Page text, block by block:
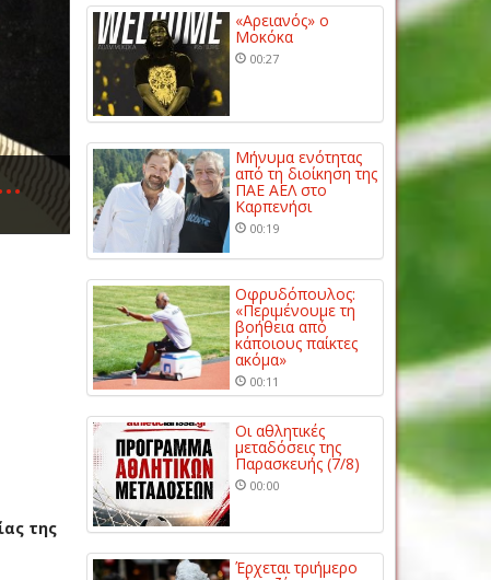
της
«Αρειανός» ο
Μοκόκα
00:27
Μήνυμα ενότητας
από τη διοίκηση της
ΠΑΕ ΑΕΛ στο
Καρπενήσι
00:19
Οφρυδόπουλος:
«Περιμένουμε τη
βοήθεια από
κάποιους παίκτες
ακόμα»
00:11
Οι αθλητικές
μεταδόσεις της
Παρασκευής (7/8)
00:00
Έρχεται τριήμερο